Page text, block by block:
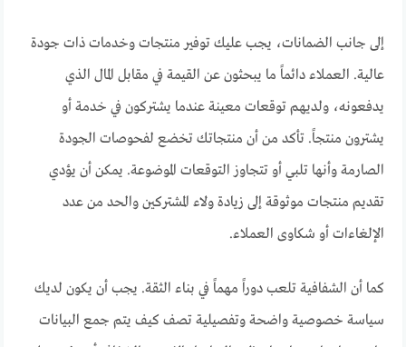
إلى جانب الضمانات، يجب عليك توفير منتجات وخدمات ذات جودة
عالية. العملاء دائماً ما يبحثون عن القيمة في مقابل المال الذي
يدفعونه، ولديهم توقعات معينة عندما يشتركون في خدمة أو
يشترون منتجاً. تأكد من أن منتجاتك تخضع لفحوصات الجودة
الصارمة وأنها تلبي أو تتجاوز التوقعات الموضوعة. يمكن أن يؤدي
تقديم منتجات موثوقة إلى زيادة ولاء المشتركين والحد من عدد
الإلغاءات أو شكاوى العملاء.
كما أن الشفافية تلعب دوراً مهماً في بناء الثقة. يجب أن يكون لديك
سياسة خصوصية واضحة وتفصيلية تصف كيف يتم جمع البيانات